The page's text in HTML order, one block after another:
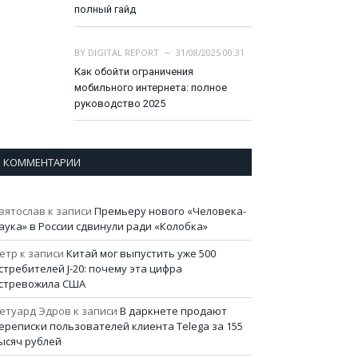
полный гайд
BY DIGITAL REPORT
31/08/2025 00:31
Как обойти ограничения
мобильного интернета: полное
руководство 2025
КОММЕНТАРИИ
к записи Премьеру нового «Человека-
в России сдвинули ради «Колобка»
к записи Китай мог выпустить уже 500
J-20: почему эта цифра
США
Эдров к записи В даркнете продают
пользователей клиента Telega за 155
рублей